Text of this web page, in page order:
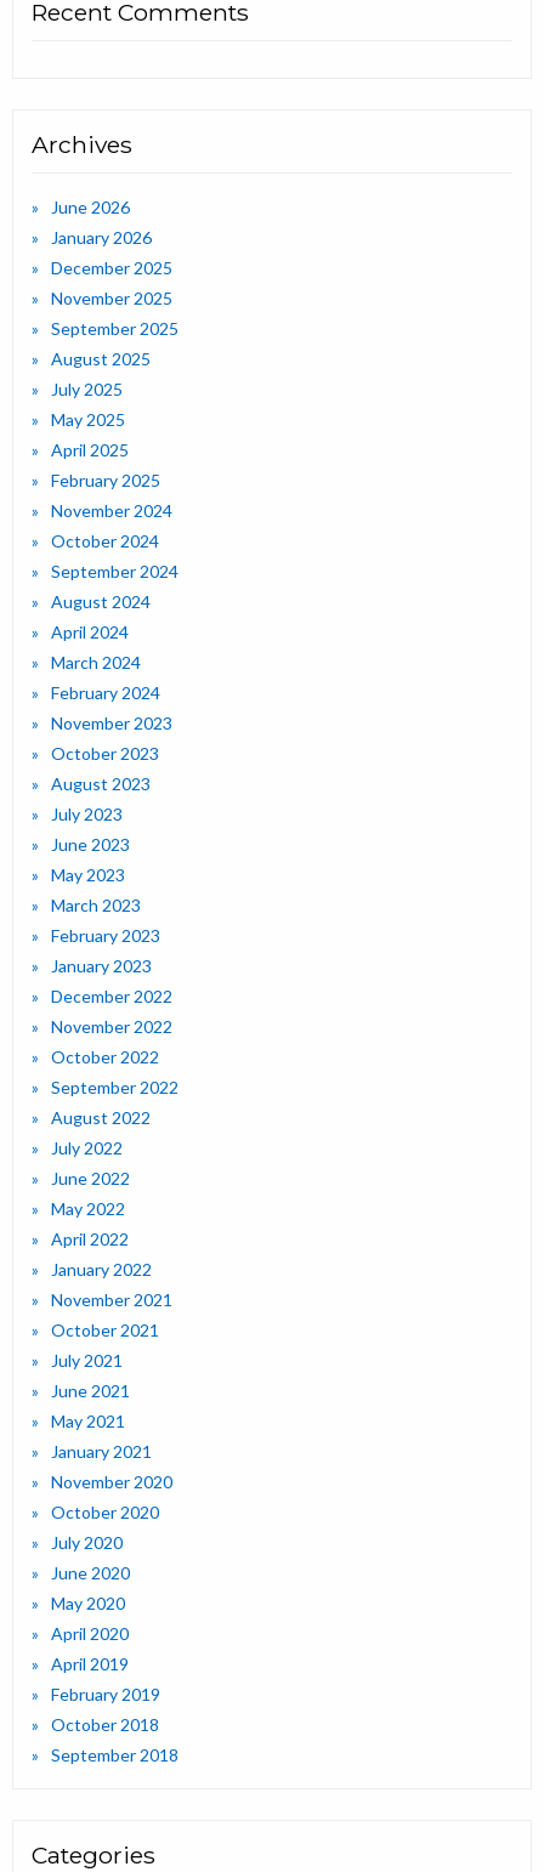
Recent Comments
Archives
June 2026
January 2026
December 2025
November 2025
September 2025
August 2025
July 2025
May 2025
April 2025
February 2025
November 2024
October 2024
September 2024
August 2024
April 2024
March 2024
February 2024
November 2023
October 2023
August 2023
July 2023
June 2023
May 2023
March 2023
February 2023
January 2023
December 2022
November 2022
October 2022
September 2022
August 2022
July 2022
June 2022
May 2022
April 2022
January 2022
November 2021
October 2021
July 2021
June 2021
May 2021
January 2021
November 2020
October 2020
July 2020
June 2020
May 2020
April 2020
April 2019
February 2019
October 2018
September 2018
Categories